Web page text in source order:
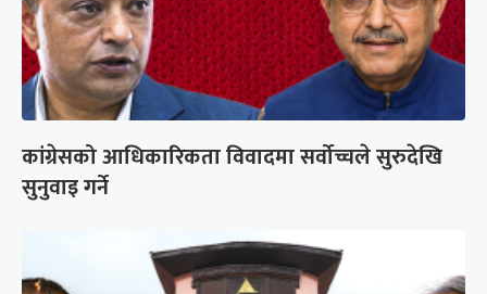
कांग्रेसको आधिकारिकता विवादमा सर्वोच्चले सुरुदेखि
सुनुवाइ गर्ने